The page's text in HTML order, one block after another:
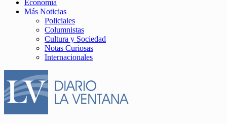
Economía
Más Noticias
Policiales
Columnistas
Cultura y Sociedad
Notas Curiosas
Internacionales